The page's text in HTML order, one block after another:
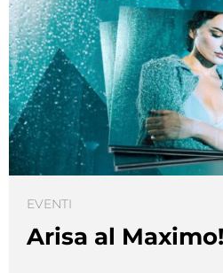
EVENTI
Arisa al Maximo!